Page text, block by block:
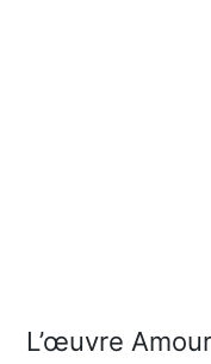
L’œuvre